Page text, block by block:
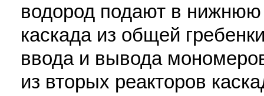
водород подают в нижнюю
каскада из общей
ввода и вывода
из вторых реакторов